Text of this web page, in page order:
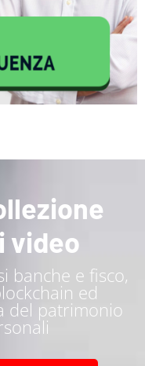
video
banche e fisco,
ed
del patrimonio